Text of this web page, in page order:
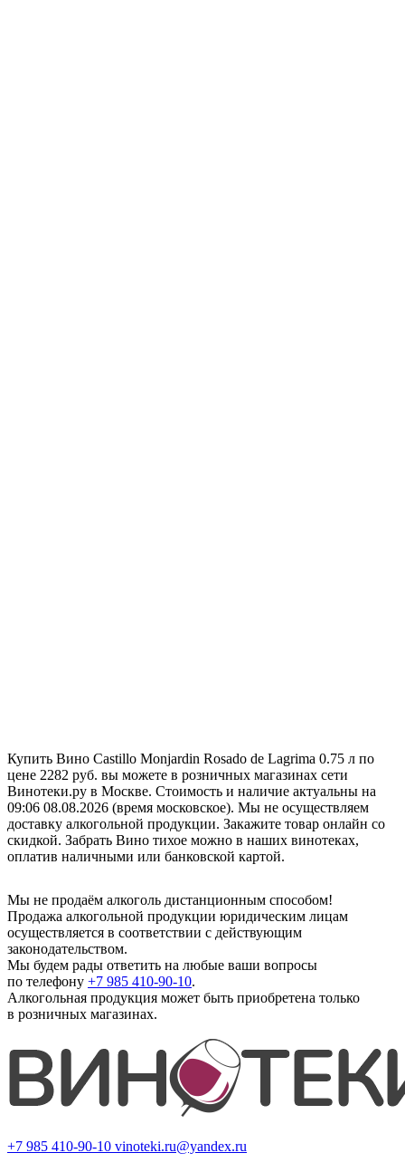
Купить Вино Castillo Monjardin Rosado de Lagrima 0.75 л по
цене 2282 руб. вы можете в розничных магазинах сети
Винотеки.ру в Москве. Стоимость и наличие актуальны на
09:06 08.08.2026 (время московское). Мы не осуществляем
доставку алкогольной продукции. Закажите товар онлайн со
скидкой. Забрать Вино тихое можно в наших винотеках,
оплатив наличными или банковской картой.
Мы не продаём алкоголь дистанционным способом!
Продажа алкогольной продукции юридическим лицам
осуществляется в соответствии с действующим
законодательством.
Мы будем рады ответить на любые ваши вопросы
по телефону +7 985 410-90-10.
Алкогольная продукция может быть приобретена только
в розничных магазинах.
+7 985 410-90-10 vinoteki.ru@yandex.ru